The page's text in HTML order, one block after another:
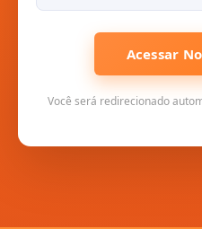
Acessar
Você será redirecionado